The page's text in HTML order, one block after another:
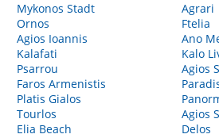
Mykonos Stadt
Ornos
Agios Ioannis
Kalafati
Psarrou
Faros Armenistis
Platis Gialos
Tourlos
Elia Beach
Agrari
Ftelia
Ano
Kalo
Agios
Agios
Delos